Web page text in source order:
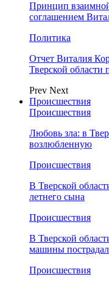
Принцип
соглашением
Политика
Отчет Виталия
Тверской
Prev Next
Происшествия
Происшествия
Любовь зла: в
возлюбленную
Происшествия
В Тверской
летнего сына
Происшествия
В Тверской
машины
Происшествия